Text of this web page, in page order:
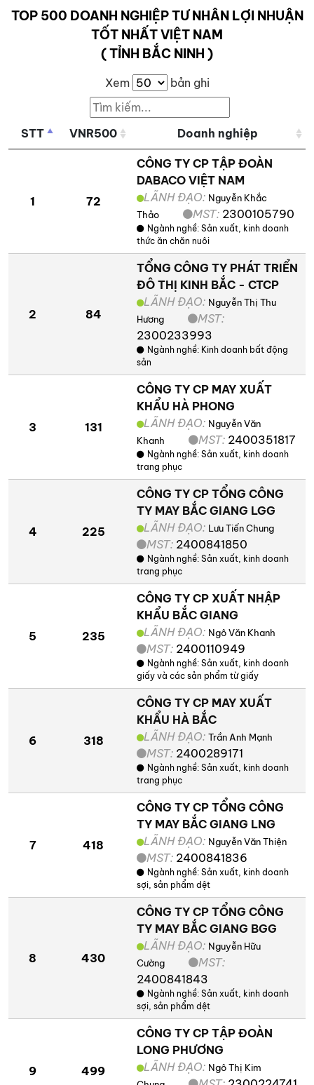
TOP 500 DOANH NGHIỆP TƯ NHÂN LỢI NHUẬN
TỐT NHẤT VIỆT NAM
( TỈNH BẮC NINH )
Xem bản ghi
STT VNR500 Doanh nghiệp
1 72
CÔNG TY CP TẬP ĐOÀN
DABACO VIỆT NAM
LÃNH ĐẠO: Nguyễn Khắc
Thảo
MST: 2300105790
Ngành nghề: Sản xuất, kinh doanh
thức ăn chăn nuôi
2 84
TỔNG CÔNG TY PHÁT TRIỂN
ĐÔ THỊ KINH BẮC - CTCP
LÃNH ĐẠO: Nguyễn Thị Thu
Hương
MST:
2300233993
Ngành nghề: Kinh doanh bất động
sản
3 131
CÔNG TY CP MAY XUẤT
KHẨU HÀ PHONG
LÃNH ĐẠO: Nguyễn Văn
Khanh
MST: 2400351817
Ngành nghề: Sản xuất, kinh doanh
trang phục
4 225
CÔNG TY CP TỔNG CÔNG
TY MAY BẮC GIANG LGG
LÃNH ĐẠO: Lưu Tiến Chung
MST: 2400841850
Ngành nghề: Sản xuất, kinh doanh
trang phục
5 235
CÔNG TY CP XUẤT NHẬP
KHẨU BẮC GIANG
LÃNH ĐẠO: Ngô Văn Khanh
MST: 2400110949
Ngành nghề: Sản xuất, kinh doanh
giấy và các sản phẩm từ giấy
6 318
CÔNG TY CP MAY XUẤT
KHẨU HÀ BẮC
LÃNH ĐẠO: Trần Anh Mạnh
MST: 2400289171
Ngành nghề: Sản xuất, kinh doanh
trang phục
7 418
CÔNG TY CP TỔNG CÔNG
TY MAY BẮC GIANG LNG
LÃNH ĐẠO: Nguyễn Văn Thiện
MST: 2400841836
Ngành nghề: Sản xuất, kinh doanh
sợi, sản phẩm dệt
8 430
CÔNG TY CP TỔNG CÔNG
TY MAY BẮC GIANG BGG
LÃNH ĐẠO: Nguyễn Hữu
Cường
MST:
2400841843
Ngành nghề: Sản xuất, kinh doanh
sợi, sản phẩm dệt
9 499
CÔNG TY CP TẬP ĐOÀN
LONG PHƯƠNG
LÃNH ĐẠO: Ngô Thị Kim